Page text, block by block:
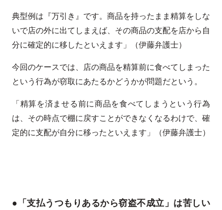
典型例は『万引き』です。商品を持ったまま精算をしな
いで店の外に出てしまえば、その商品の支配を店から自
分に確定的に移したといえます」（伊藤弁護士）
今回のケースでは、店の商品を精算前に食べてしまった
という行為が窃取にあたるかどうかが問題だという。
「精算を済ませる前に商品を食べてしまうという行為
は、その時点で棚に戻すことができなくなるわけで、確
定的に支配が自分に移ったといえます」（伊藤弁護士）
●「支払うつもりあるから窃盗不成立」は苦しい